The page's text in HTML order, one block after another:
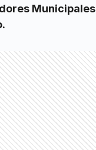
Municipales